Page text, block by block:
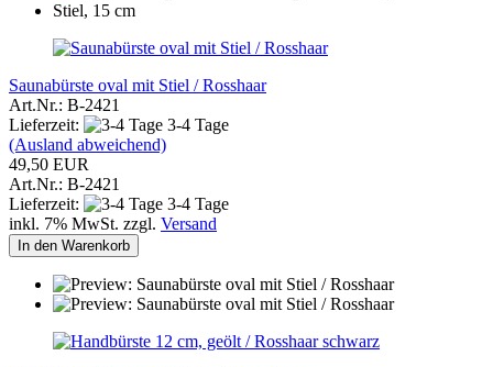
Saunabürste oval mit Stiel / Rosshaar
Art.Nr.: B-2421
Lieferzeit:
3-4 Tage
(Ausland abweichend)
49,50 EUR
Art.Nr.: B-2421
Lieferzeit:
3-4 Tage
inkl. 7% MwSt. zzgl. Versand
In den Warenkorb